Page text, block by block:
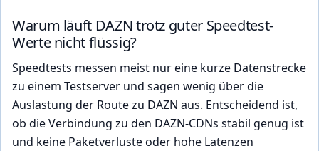
Warum läuft DAZN trotz guter Speedtest-
Werte nicht flüssig?
Speedtests messen meist nur eine kurze Datenstrecke
zu einem Testserver und sagen wenig über die
Auslastung der Route zu DAZN aus. Entscheidend ist,
ob die Verbindung zu den DAZN-CDNs stabil genug ist
und keine Paketverluste oder hohe Latenzen